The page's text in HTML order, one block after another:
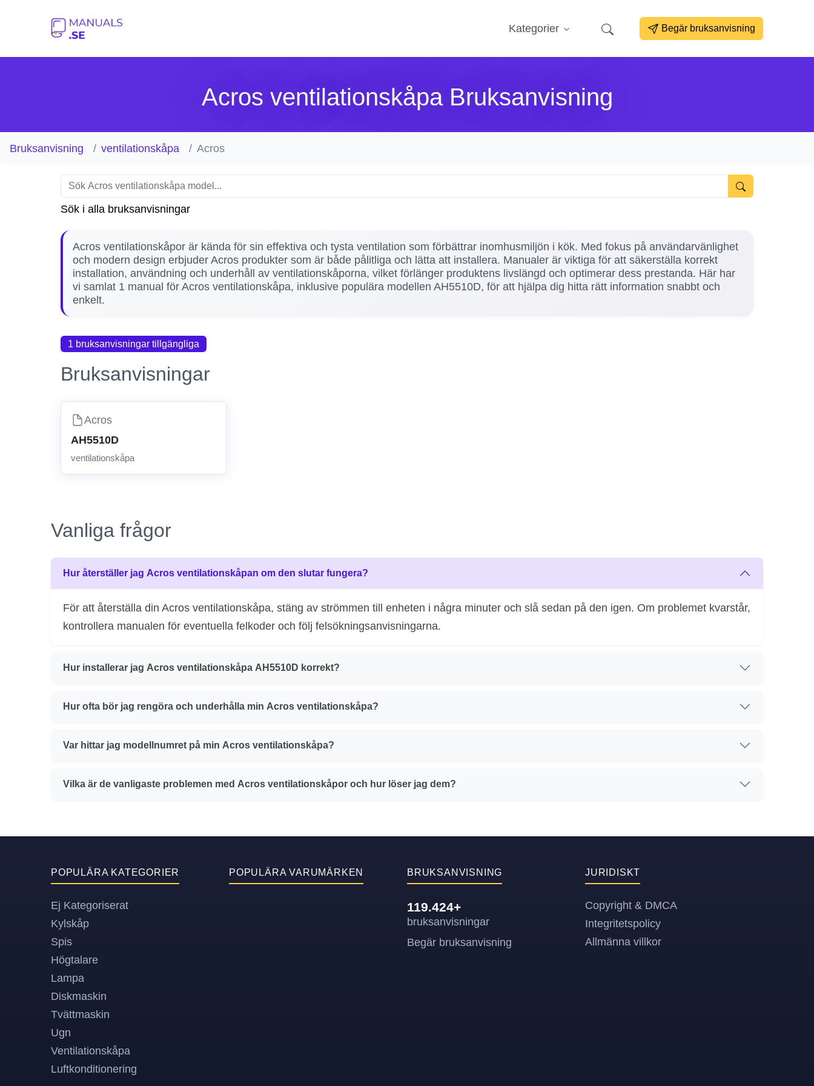
Kategorier Begär bruksanvisning
Acros ventilationskåpa Bruksanvisning
Bruksanvisning ventilationskåpa Acros
Sök i alla bruksanvisningar
Acros ventilationskåpor är kända för sin effektiva och tysta ventilation som förbättrar inomhusmiljön i kök. Med fokus på användarvänlighet
och modern design erbjuder Acros produkter som är både pålitliga och lätta att installera. Manualer är viktiga för att säkerställa korrekt
installation, användning och underhåll av ventilationskåporna, vilket förlänger produktens livslängd och optimerar dess prestanda. Här har
vi samlat 1 manual för Acros ventilationskåpa, inklusive populära modellen AH5510D, för att hjälpa dig hitta rätt information snabbt och
enkelt.
1 bruksanvisningar tillgängliga
Bruksanvisningar
Acros
AH5510D
ventilationskåpa
Vanliga frågor
Hur återställer jag Acros ventilationskåpan om den slutar fungera?
För att återställa din Acros ventilationskåpa, stäng av strömmen till enheten i några minuter och slå sedan på den igen. Om problemet kvarstår,
kontrollera manualen för eventuella felkoder och följ felsökningsanvisningarna.
Hur installerar jag Acros ventilationskåpa AH5510D korrekt?
Hur ofta bör jag rengöra och underhålla min Acros ventilationskåpa?
Var hittar jag modellnumret på min Acros ventilationskåpa?
Vilka är de vanligaste problemen med Acros ventilationskåpor och hur löser jag dem?
POPULÄRA KATEGORIER
Ej Kategoriserat
Kylskåp
Spis
Högtalare
Lampa
Diskmaskin
Tvättmaskin
Ugn
Ventilationskåpa
Luftkonditionering
POPULÄRA VARUMÄRKEN BRUKSANVISNING
119.424+
bruksanvisningar
Begär bruksanvisning
JURIDISKT
Copyright & DMCA
Integritetspolicy
Allmänna villkor